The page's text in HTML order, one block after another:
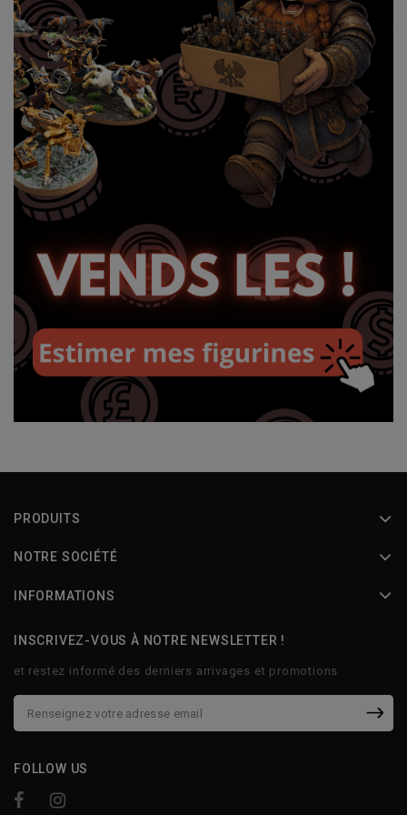
PRODUITS
NOTRE SOCIÉTÉ
INFORMATIONS
INSCRIVEZ-VOUS À NOTRE NEWSLETTER !
et restez informé des derniers arrivages et promotions
FOLLOW US